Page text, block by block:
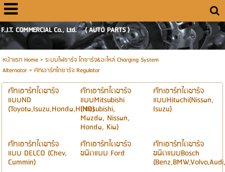
F.J.T. COMMERCIAL Co., Ltd. ( AUTO PARTS )
หน้าแรก Home> ระบบไฟชาร์จ ไดชาร์จ&อะไหล่ Charging System
Alternator > คัทเอาร์ทไดชาร์จ Regulator
คัทเอาร์ทไดชาร์จ
แบบND
(Toyota,Isuzu,Honda,HINO)
คัทเอาร์ทไดชาร์จ
แบบMitsubishi
(Mitsubishi,
Mazda, Nissan,
Honda, Kia)
คัทเอาร์ทไดชาร์จ
แบบHitachi(Nissan,
Isuzu)
คัทเอาร์ทไดชาร์จ
แบบ DELCO (Chev,
Cummin)
คัทเอาร์ทไดชาร์จ
ชนิดแบบ Ford
คัทเอาร์ทไดชาร์จ
ชนิดแบบBosch